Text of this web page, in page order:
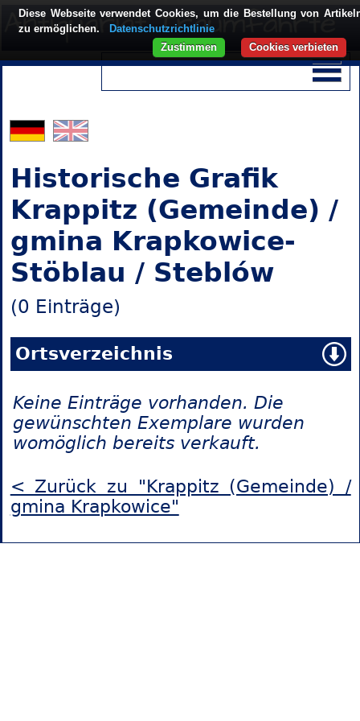
Historische Grafik
Krappitz (Gemeinde) /
gmina Krapkowice-
Stöblau / Steblów
(0 Einträge)
Ortsverzeichnis
Keine Einträge vorhanden. Die
gewünschten Exemplare wurden
womöglich bereits verkauft.
< Zurück zu "Krappitz (Gemeinde) /
gmina Krapkowice"
Diese Webseite verwendet Cookies, um die Bestellung von
zu ermöglichen.
Datenschutzrichtlinie
Cookies verbieten
Zustimmen